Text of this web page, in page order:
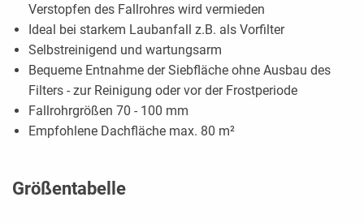
Verstopfen des Fallrohres wird vermieden
Ideal bei starkem Laubanfall z.B. als Vorfilter
Selbstreinigend und wartungsarm
Bequeme Entnahme der Siebfläche ohne Ausbau des
Filters - zur Reinigung oder vor der Frostperiode
Fallrohrgrößen 70 - 100 mm
Empfohlene Dachfläche max. 80 m²
Größentabelle